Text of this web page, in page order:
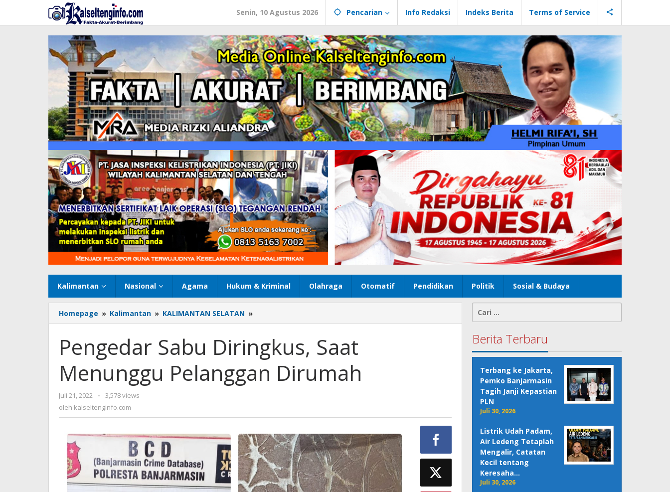
konten
Senin, 10 Agustus 2026 Pencarian Info Redaksi Indeks Berita Terms of Service
Kalimantan Nasional Agama Hukum & Kriminal Olahraga Otomatif Pendidikan Politik Sosial & Budaya
Homepage » Kalimantan » KALIMANTAN SELATAN »
Sabu
Saat
Menunggu
Pelanggan
Dirumah
Pengedar Sabu Diringkus, Saat
Menunggu Pelanggan Dirumah
Juli 21, 2022
oleh
kalseltenginfo.com
-
3,578 views
oleh kalseltenginfo.com
untuk:
Berita Terbaru
Terbang ke Jakarta,
Pemko Banjarmasin
Tagih Janji Kepastian
PLN
Juli 30, 2026
Listrik Udah Padam,
Air Ledeng Tetaplah
Mengalir, Catatan
Kecil tentang
Keresaha…
Juli 30, 2026